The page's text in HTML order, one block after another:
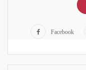
Facebook